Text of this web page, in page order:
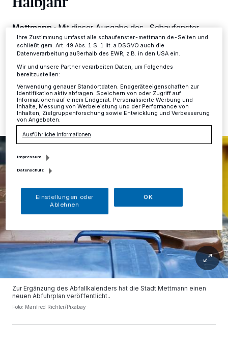
Mettmann · Mit dieser Ausgabe des „Schaufenster
Mettmann“ wird ein neuer Abfuhrplan für Restmüll und
Altpapier für die Zeit ab Juli 2023 verteilt.
19.05.2023 , 14:42 Uhr Eine Minute Lesezeit
Zur Ergänzung des Abfallkalenders hat die Stadt Mettmann einen
neuen Abfuhrplan veröffentlicht..
Foto: Manfred Richter/Pixabay
Einstellungen oder Ablehnen am unteren Rand der Webseite klicken.
Informationen finden Sie in unserer Datenschutzerklärung.
Ihre Zustimmung umfasst alle schaufenster-mettmann.de-Seiten und
schließt gem. Art. 49 Abs. 1 S. 1 lit. a DSGVO auch die
Datenverarbeitung außerhalb des EWR, z.B. in den USA ein.
Wir und unsere Partner verarbeiten Daten, um Folgendes
bereitzustellen:
Verwendung genauer Standortdaten. Endgeräteeigenschaften zur
Identifikation aktiv abfragen. Speichern von oder Zugriff auf
Informationen auf einem Endgerät. Personalisierte Werbung und
Inhalte, Messung von Werbeleistung und der Performance von
Inhalten, Zielgruppenforschung sowie Entwicklung und Verbesserung
von Angeboten.
Ausführliche Informationen
Impressum
Datenschutz
Einstellungen oder
Ablehnen
OK